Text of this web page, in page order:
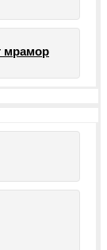
мрамор